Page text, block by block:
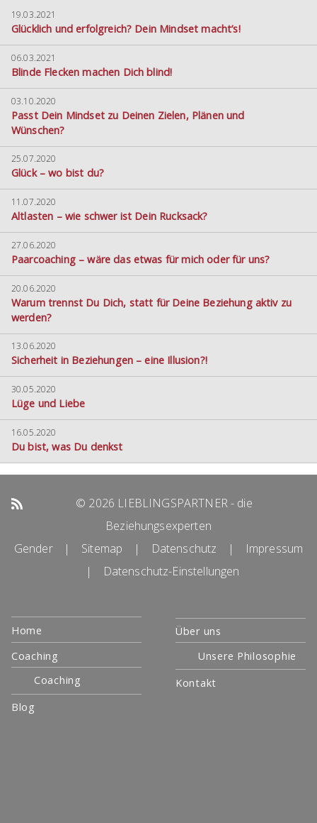
19.03.2021
Glücklich und erfolgreich? Dein Mindset macht’s!
06.03.2021
Blinde Flecken machen Dich blind!
03.10.2020
Passt Dein Mindset zu Deinen Zielen, Plänen und
Wünschen?
25.07.2020
Glück – wo bist du?
11.07.2020
Altlasten – wie schwer ist Dein Rucksack?
27.06.2020
Paarcoaching – wäre das etwas für mich oder für uns?
20.06.2020
Warum trennst Du Dich, statt für Deine Beziehung aktiv zu
werden?
13.06.2020
Sicherheit in Beziehungen – eine Illusion?!
30.05.2020
Lüge und Liebe
16.05.2020
Du bist, was Du denkst
© 2026 LIEBLINGSPARTNER - die
Beziehungsexperten
Gender
| Sitemap | Datenschutz |
Impressum
|
Datenschutz-Einstellungen
Navigation
überspringen
Home
Coaching
Coaching
Blog
Über uns
Unsere Philosophie
Kontakt